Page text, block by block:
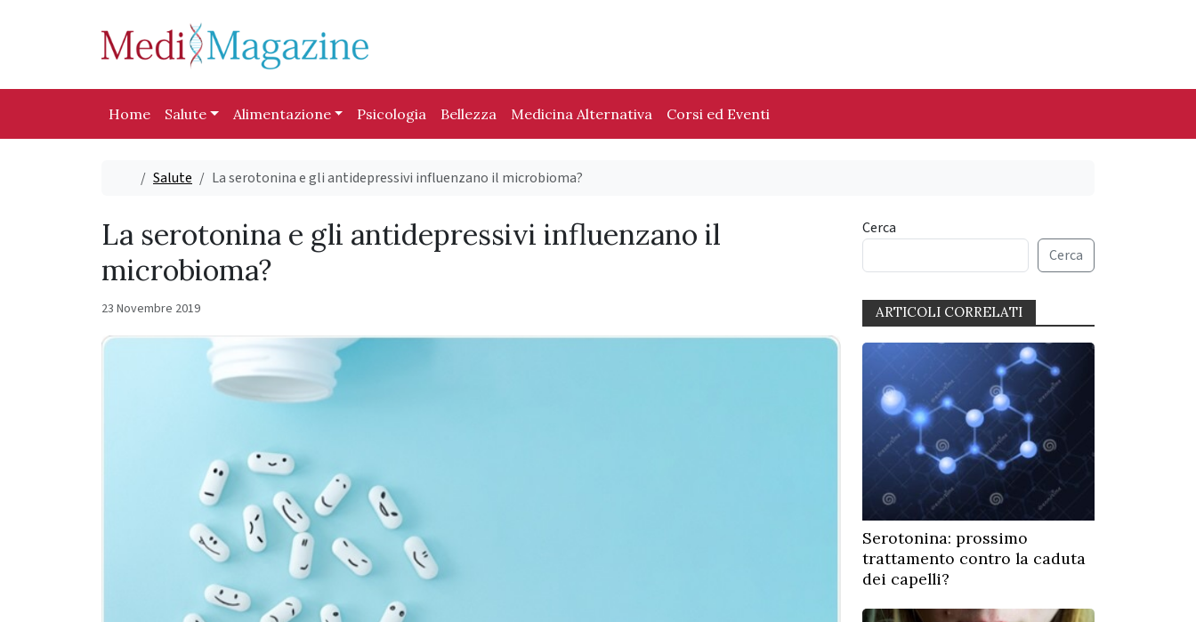
Home Salute Alimentazione Psicologia Bellezza Medicina Alternativa Corsi ed Eventi
Home
Salute La serotonina e gli antidepressivi influenzano il microbioma?
La serotonina e gli antidepressivi influenzano il
microbioma?
23 Novembre 2019
Cerca
Cerca
ARTICOLI CORRELATI
Serotonina: prossimo
trattamento contro la caduta
dei capelli?